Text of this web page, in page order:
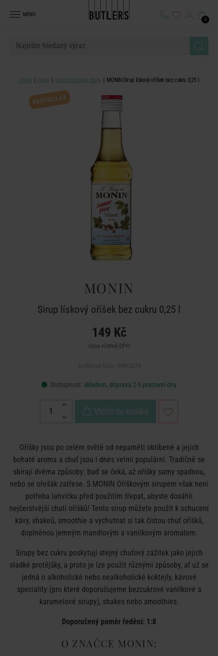
MENU
0
Domů Dárky Gastronomické dárky MONIN Sirup lískový oříšek bez cukru 0,25 l
BESTSELLER
MONIN
Sirup lískový oříšek bez cukru 0,25 l
149 Kč
cena včetně DPH
Dostupnost: skladem, doprava 2-5 pracovní dny
Vložit do košíku
Oříšky jsou po celém světě od nepaměti oblíbené a jejich
bohaté aroma a chuť jsou i dnes velmi populární. Tradičně se
sbírají dvěma způsoby: buď se čeká, až oříšky samy spadnou,
nebo se ořešák zatřese. S MONIN Oříškovým sirupem však není
potřeba lahvičku před použitím třepat, abyste dosáhli
nejčerstvější chuti oříšků! Tento sirup můžete použít k ochucení
kávy, shakeů, smoothie a vychutnat si tak čistou chuť oříšků,
doplněnou jemným mandlovým a vanilkovým aromatem.
Sirupy bez cukru poskytují stejný chuťový zážitek jako jejich
sladké protějšky, a proto je lze použít různými způsoby, ať už se
jedná o alkoholické nebo nealkoholické koktejly, kávové
speciality (pro které doporučujeme bezcukrové vanilkové a
karamelové sirupy), shakes nebo smoothies.
Doporučený poměr ředění: 1:8
O ZNAČCE MONIN: